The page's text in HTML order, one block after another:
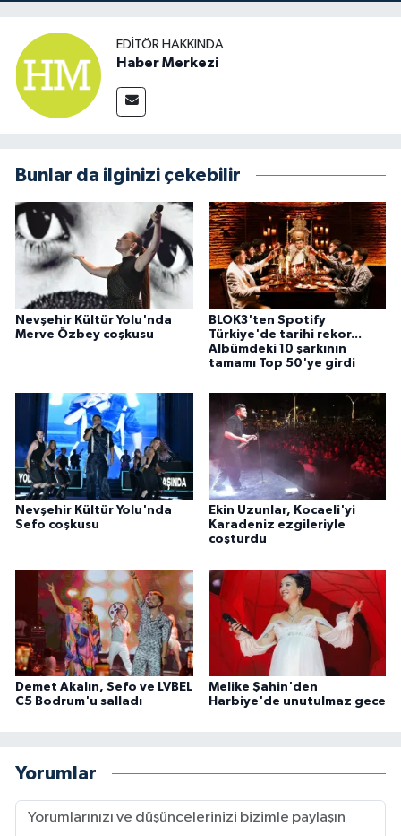
EDITÖR HAKKINDA
Haber Merkezi
Bunlar da ilginizi çekebilir
Nevşehir Kültür Yolu'nda
Merve Özbey coşkusu
BLOK3'ten Spotify
Türkiye'de tarihi rekor...
Albümdeki 10 şarkının
tamamı Top 50'ye girdi
Nevşehir Kültür Yolu'nda
Sefo coşkusu
Ekin Uzunlar, Kocaeli'yi
Karadeniz ezgileriyle
coşturdu
Demet Akalın, Sefo ve LVBEL
C5 Bodrum'u salladı
Melike Şahin'den
Harbiye'de unutulmaz gece
Yorumlar